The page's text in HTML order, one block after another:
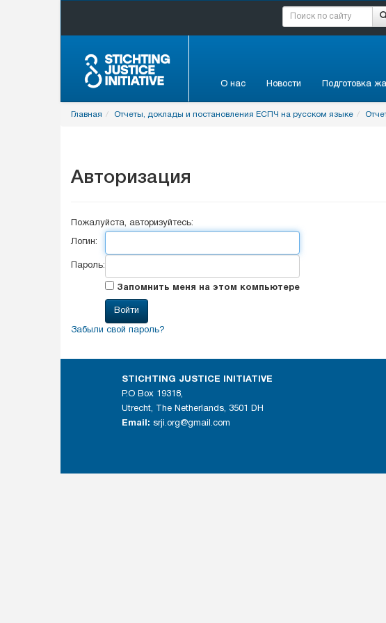
О нас Новости Подготовка
Главная Отчеты, доклады и постановления ЕСПЧ на русском языке
Авторизация
Пожалуйста, авторизуйтесь:
Логин:
Пароль:
Запомнить меня на этом компьютере
Забыли свой пароль?
STICHTING JUSTICE INITIATIVE
P.O Box 19318,
Utrecht, The Netherlands, 3501 DH
Email: srji.org@gmail.com